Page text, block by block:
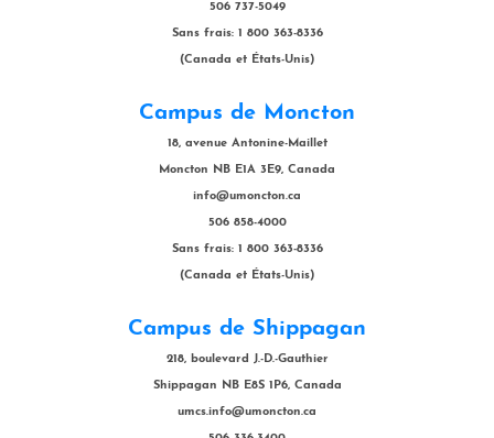
506 737-5049
Sans frais: 1 800 363-8336
(Canada et États-Unis)
Campus de Moncton
18, avenue Antonine-Maillet
Moncton NB E1A 3E9, Canada
info@umoncton.ca
506 858-4000
Sans frais: 1 800 363-8336
(Canada et États-Unis)
Campus de Shippagan
218, boulevard J.-D.-Gauthier
Shippagan NB E8S 1P6, Canada
umcs.info@umoncton.ca